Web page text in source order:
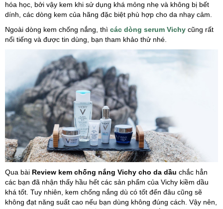
hóa học, bởi vậy kem khi sử dụng khá mỏng nhẹ và không bị bết
dính, các dòng kem của hãng đặc biệt phù hợp cho da nhạy cảm.
Ngoài dòng kem chống nắng, thì các dòng serum Vichy cũng rất
nổi tiếng và được tin dùng, bạn tham khảo thử nhé.
Qua bài Review kem chống nắng Vichy cho da dầu chắc hẳn
các bạn đã nhận thấy hầu hết các sản phẩm của Vichy kiềm dầu
khá tốt. Tuy nhiên, kem chống nắng dù có tốt đến đâu cũng sẽ
không đạt năng suất cao nếu bạn dùng không đúng cách. Vậy nên,